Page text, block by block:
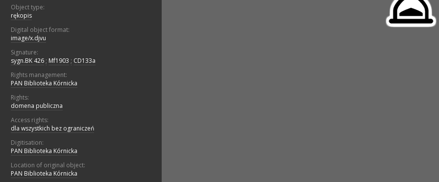
Object type:
rękopis
Digital object format:
image/x.djvu
Signature:
sygn.BK 426 ; Mf1903 ; CD133a
Rights management:
PAN Biblioteka Kórnicka
Rights:
domena publiczna
Access rights:
dla wszystkich bez ograniczeń
Digitisation:
PAN Biblioteka Kórnicka
Location of original object:
PAN Biblioteka Kórnicka